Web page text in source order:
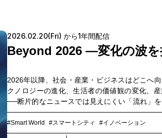
2026.02.20(Fri) から1年間配信
Beyond 2026 ―変化の波を
2026年以降、社会・産業・ビジネスはどこへ
クノロジーの進化、生活者の価値観の変化、
──断片的なニュースでは見えにくい「流れ」を
せばよいのか。本セッションでは、STYLUS
複数の市場・業界を横断しながら、2026年以降
変化の兆しを読み解きます。短期的なトレン
#Smart World #スマートシティ #イノベーション